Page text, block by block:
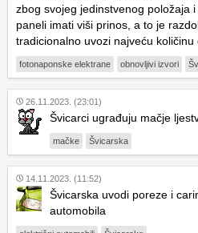
zbog svojeg jedinstvenog položaja
paneli imati viši prinos, a to je
tradicionalno uvozi najveću količinu
fotonaponske elektrane obnovljivi izvori
26.11.2023. (23:01)
Švicarci ugrađuju mačje
mačke Švicarska
14.11.2023. (11:52)
Švicarska uvodi poreze i
automobila